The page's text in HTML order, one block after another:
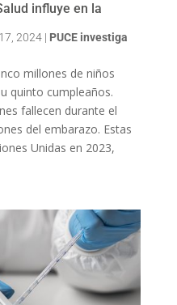
influye en la
2024| PUCE investiga
millones de niños
quinto cumpleaños.
fallecen durante el
del embarazo. Estas
Unidas en 2023,